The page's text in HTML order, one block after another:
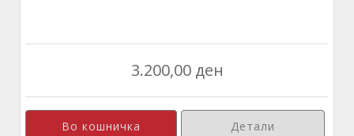
3.200,00 ден
Детали